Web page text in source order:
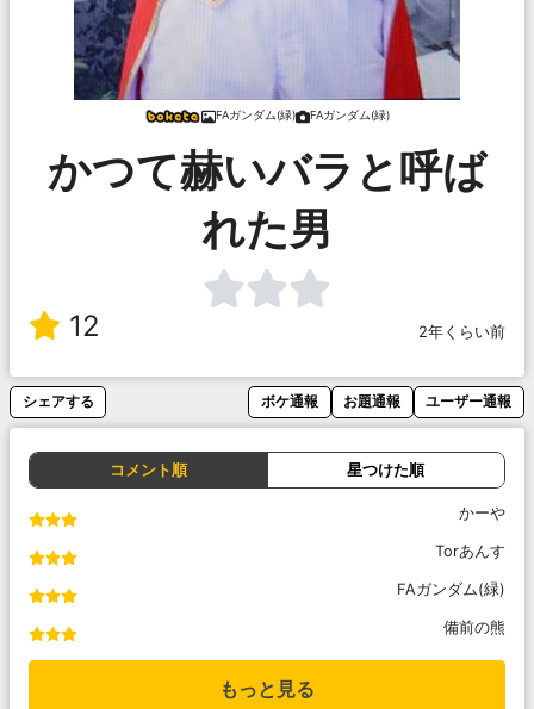
FAガンダム(緑) FAガンダム(緑)
かつて赫いバラと呼ば
れた男
12 2年くらい前
シェアする ボケ通報 お題通報 ユーザー通報
コメント順 星つけた順
かーや
Torあんす
FAガンダム(緑)
備前の熊
もっと見る